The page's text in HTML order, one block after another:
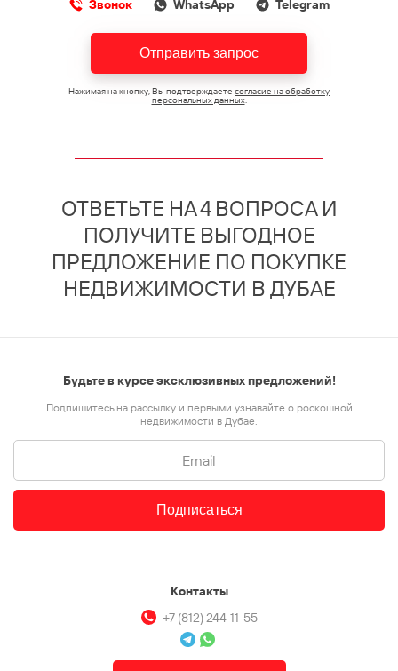
Звонок
WhatsApp Telegram
Отправить запрос
Нажимая на кнопку, Вы подтверждаетесогласие на обработку
персональных данных.
ОТВЕТЬТЕ НА 4 ВОПРОСА И
ПОЛУЧИТЕ ВЫГОДНОЕ
ПРЕДЛОЖЕНИЕ ПО ПОКУПКЕ
НЕДВИЖИМОСТИ В ДУБАЕ
Контакты
+7 (812) 244-11-55
Будьте в курсе эксклюзивных предложений!
Подпишитесь на рассылку и первыми узнавайте о роскошной
недвижимости в Дубае.
Подписаться